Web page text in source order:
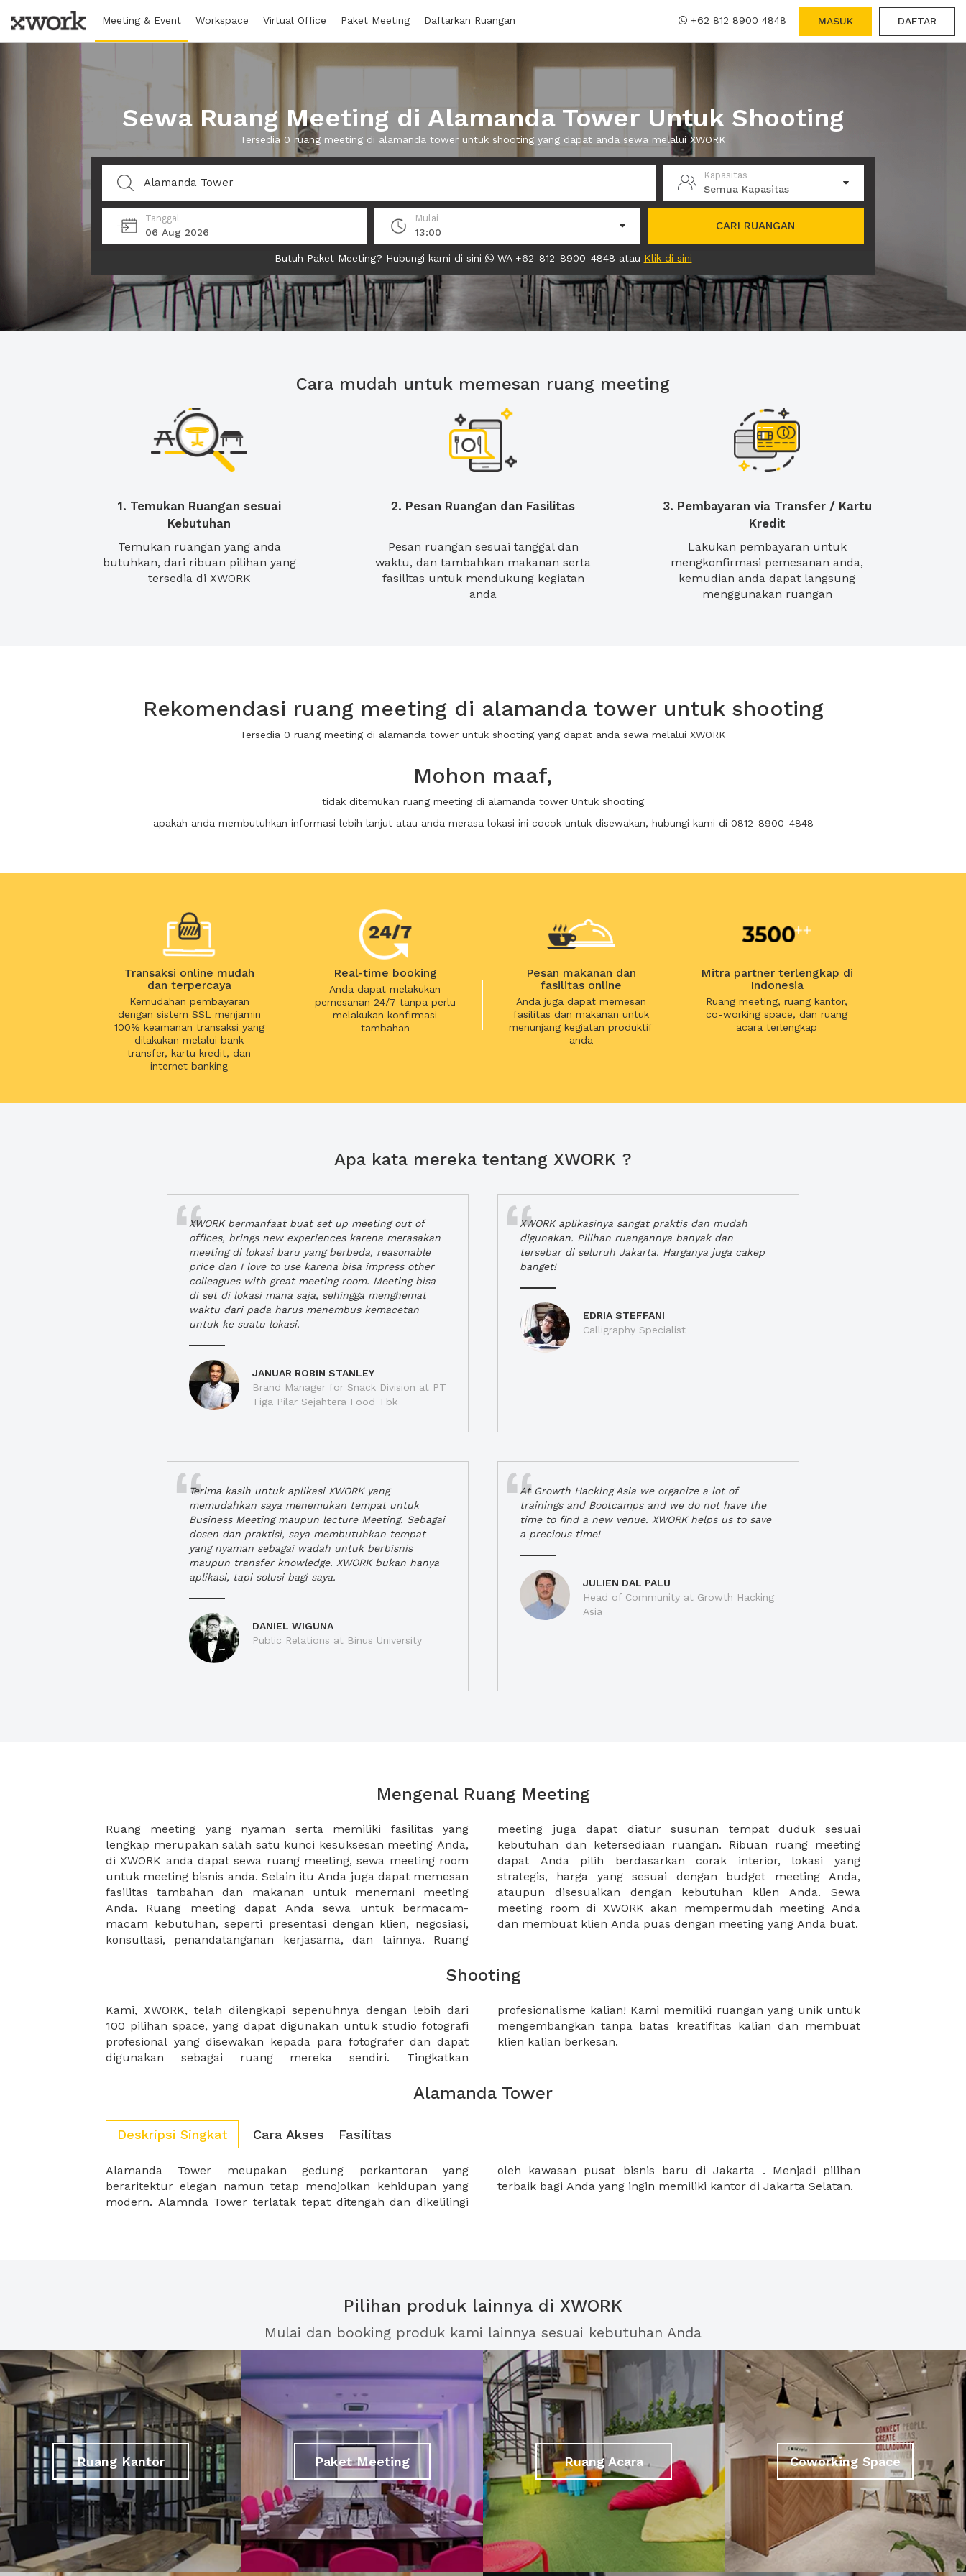
Meeting & Event Workspace Virtual Office Paket Meeting Daftarkan Ruangan +62 812 8900 4848 MASUK DAFTAR
Sewa Ruang Meeting di Alamanda Tower Untuk Shooting
Tersedia 0 ruang meeting di alamanda tower untuk shooting yang dapat anda sewa melalui XWORK
Kapasitas
Semua Kapasitas
Tanggal
06 Aug 2026
Mulai
13:00
CARI RUANGAN
Butuh Paket Meeting? Hubungi kami di sini WA +62-812-8900-4848 atau Klik di sini
Cara mudah untuk memesan ruang meeting
1. Temukan Ruangan sesuai
Kebutuhan
Temukan ruangan yang anda
butuhkan, dari ribuan pilihan yang
tersedia di XWORK
2. Pesan Ruangan dan Fasilitas
Pesan ruangan sesuai tanggal dan
waktu, dan tambahkan makanan serta
fasilitas untuk mendukung kegiatan
anda
3. Pembayaran via Transfer / Kartu
Kredit
Lakukan pembayaran untuk
mengkonfirmasi pemesanan anda,
kemudian anda dapat langsung
menggunakan ruangan
Rekomendasi ruang meeting di alamanda tower untuk shooting
Tersedia 0 ruang meeting di alamanda tower untuk shooting yang dapat anda sewa melalui XWORK
Mohon maaf,
tidak ditemukan ruang meeting di alamanda tower Untuk shooting
apakah anda membutuhkan informasi lebih lanjut atau anda merasa lokasi ini cocok untuk disewakan, hubungi kami di 0812-8900-4848
Transaksi online mudah
dan terpercaya
Kemudahan pembayaran
dengan sistem SSL menjamin
100% keamanan transaksi yang
dilakukan melalui bank
transfer, kartu kredit, dan
internet banking
Real-time booking
Anda dapat melakukan
pemesanan 24/7 tanpa perlu
melakukan konfirmasi
tambahan
Pesan makanan dan
fasilitas online
Anda juga dapat memesan
fasilitas dan makanan untuk
menunjang kegiatan produktif
anda
Mitra partner terlengkap di
Indonesia
Ruang meeting, ruang kantor,
co-working space, dan ruang
acara terlengkap
Apa kata mereka tentang XWORK ?
XWORK bermanfaat buat set up meeting out of
offices, brings new experiences karena merasakan
meeting di lokasi baru yang berbeda, reasonable
price dan I love to use karena bisa impress other
colleagues with great meeting room. Meeting bisa
di set di lokasi mana saja, sehingga menghemat
waktu dari pada harus menembus kemacetan
untuk ke suatu lokasi.
JANUAR ROBIN STANLEY
Brand Manager for Snack Division at PT
Tiga Pilar Sejahtera Food Tbk
XWORK aplikasinya sangat praktis dan mudah
digunakan. Pilihan ruangannya banyak dan
tersebar di seluruh Jakarta. Harganya juga cakep
banget!
EDRIA STEFFANI
Calligraphy Specialist
Terima kasih untuk aplikasi XWORK yang
memudahkan saya menemukan tempat untuk
Business Meeting maupun lecture Meeting. Sebagai
dosen dan praktisi, saya membutuhkan tempat
yang nyaman sebagai wadah untuk berbisnis
maupun transfer knowledge. XWORK bukan hanya
aplikasi, tapi solusi bagi saya.
DANIEL WIGUNA
Public Relations at Binus University
At Growth Hacking Asia we organize a lot of
trainings and Bootcamps and we do not have the
time to find a new venue. XWORK helps us to save
a precious time!
JULIEN DAL PALU
Head of Community at Growth Hacking
Asia
Mengenal Ruang Meeting
Ruang meeting yang nyaman serta memiliki fasilitas yang
lengkap merupakan salah satu kunci kesuksesan meeting Anda,
di XWORK anda dapat sewa ruang meeting, sewa meeting room
untuk meeting bisnis anda. Selain itu Anda juga dapat memesan
fasilitas tambahan dan makanan untuk menemani meeting
Anda. Ruang meeting dapat Anda sewa untuk bermacam-
macam kebutuhan, seperti presentasi dengan klien, negosiasi,
konsultasi, penandatanganan kerjasama, dan lainnya. Ruang
meeting juga dapat diatur susunan tempat duduk sesuai
kebutuhan dan ketersediaan ruangan. Ribuan ruang meeting
dapat Anda pilih berdasarkan corak interior, lokasi yang
strategis, harga yang sesuai dengan budget meeting Anda,
ataupun disesuaikan dengan kebutuhan klien Anda. Sewa
meeting room di XWORK akan mempermudah meeting Anda
dan membuat klien Anda puas dengan meeting yang Anda buat.
Shooting
Kami, XWORK, telah dilengkapi sepenuhnya dengan lebih dari
100 pilihan space, yang dapat digunakan untuk studio fotografi
profesional yang disewakan kepada para fotografer dan dapat
digunakan sebagai ruang mereka sendiri. Tingkatkan
profesionalisme kalian! Kami memiliki ruangan yang unik untuk
mengembangkan tanpa batas kreatifitas kalian dan membuat
klien kalian berkesan.
Alamanda Tower
Deskripsi Singkat Cara Akses Fasilitas
Alamanda Tower meupakan gedung perkantoran yang
beraritektur elegan namun tetap menojolkan kehidupan yang
modern. Alamnda Tower terlatak tepat ditengah dan dikelilingi
oleh kawasan pusat bisnis baru di Jakarta . Menjadi pilihan
terbaik bagi Anda yang ingin memiliki kantor di Jakarta Selatan.
Pilihan produk lainnya di XWORK
Mulai dan booking produk kami lainnya sesuai kebutuhan Anda
Ruang Kantor Paket Meeting Ruang Acara Coworking Space